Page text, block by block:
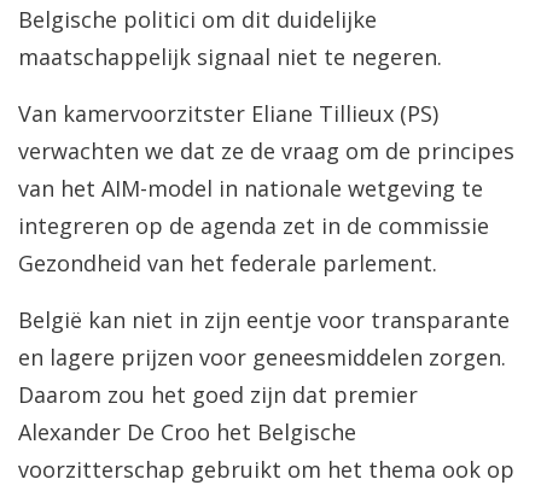
Belgische politici om dit duidelijke
maatschappelijk signaal niet te negeren.
Van kamervoorzitster Eliane Tillieux (PS)
verwachten we dat ze de vraag om de principes
van het AIM-model in nationale wetgeving te
integreren op de agenda zet in de commissie
Gezondheid van het federale parlement.
België kan niet in zijn eentje voor transparante
en lagere prijzen voor geneesmiddelen zorgen.
Daarom zou het goed zijn dat premier
Alexander De Croo het Belgische
voorzitterschap gebruikt om het thema ook op